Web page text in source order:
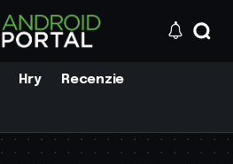
Hry Recenzie